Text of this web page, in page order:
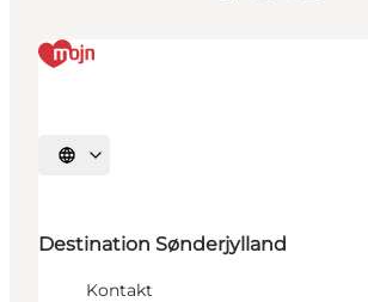
Sprache auswählen
Destination Sønderjylland
Kontakt